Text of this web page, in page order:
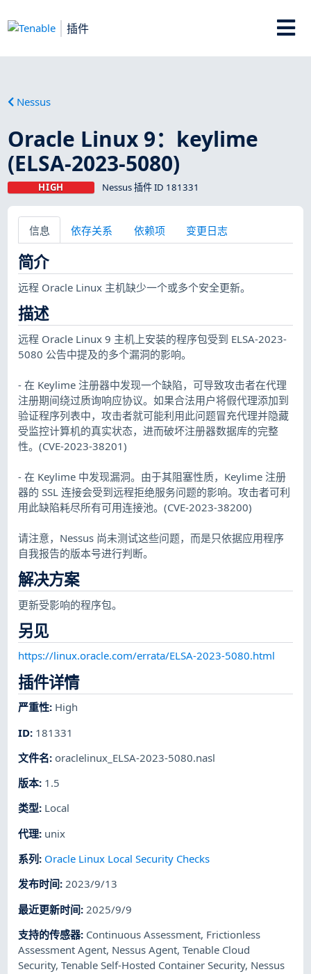
插件
Nessus
Oracle Linux 9：keylime
(ELSA-2023-5080)
HIGH Nessus 插件 ID 181331
信息 依存关系 依赖项 变更日志
简介
远程 Oracle Linux 主机缺少一个或多个安全更新。
描述
远程 Oracle Linux 9 主机上安装的程序包受到 ELSA-2023-
5080 公告中提及的多个漏洞的影响。
- 在 Keylime 注册器中发现一个缺陷，可导致攻击者在代理
注册期间绕过质询响应协议。如果合法用户将假代理添加到
验证程序列表中，攻击者就可能利用此问题冒充代理并隐藏
受监控计算机的真实状态，进而破坏注册器数据库的完整
性。(CVE-2023-38201)
- 在 Keylime 中发现漏洞。由于其阻塞性质，Keylime 注册
器的 SSL 连接会受到远程拒绝服务问题的影响。攻击者可利
用此缺陷耗尽所有可用连接池。(CVE-2023-38200)
请注意，Nessus 尚未测试这些问题，而是只依据应用程序
自我报告的版本号进行判断。
解决方案
更新受影响的程序包。
另见
https://linux.oracle.com/errata/ELSA-2023-5080.html
插件详情
严重性: High
ID: 181331
文件名: oraclelinux_ELSA-2023-5080.nasl
版本: 1.5
类型: Local
代理: unix
系列 : Oracle Linux Local Security Checks
发布时间:2023/9/13
最近更新时间: 2025/9/9
支持的传感器: Continuous Assessment, Frictionless
Assessment Agent, Nessus Agent,Tenable Cloud
Security,Tenable Self-Hosted Container Security, Nessus